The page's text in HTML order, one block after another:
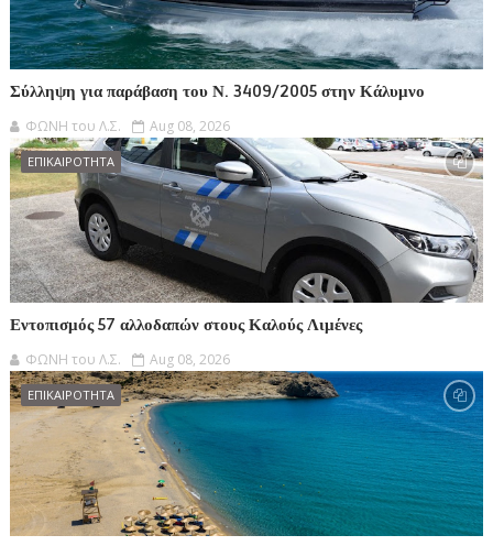
Σύλληψη για παράβαση του Ν. 3409/2005 στην Κάλυμνο
ΦΩΝΗ του Λ.Σ. Aug 08, 2026
ΕΠΙΚΑΙΡΟΤΗΤΑ
Εντοπισμός 57 αλλοδαπών στους Καλούς Λιμένες
ΦΩΝΗ του Λ.Σ. Aug 08, 2026
ΕΠΙΚΑΙΡΟΤΗΤΑ